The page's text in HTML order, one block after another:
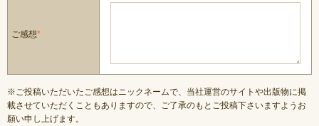
ご感想*
※ご投稿いただいたご感想はニックネームで、当社運営のサイトや出版物に掲
載させていただくこともありますので、ご了承のもとご投稿下さいますようお
願い申し上げます。